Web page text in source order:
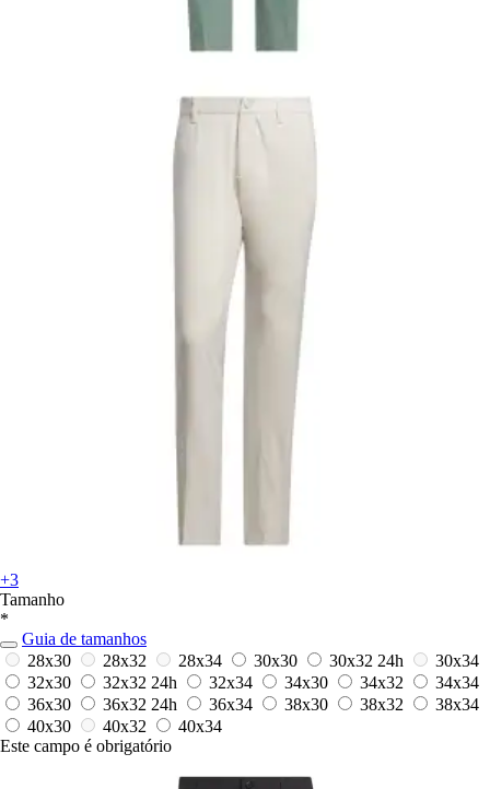
+3
Tamanho
*
Guia de tamanhos
28x30
28x32 28x34 30x30 30x32 24h
30x34
32x30
32x32 24h 32x34 34x30 34x32
34x34
36x30
36x32 24h 36x34 38x30 38x32
38x34
40x30
40x32
40x34
Este campo é obrigatório